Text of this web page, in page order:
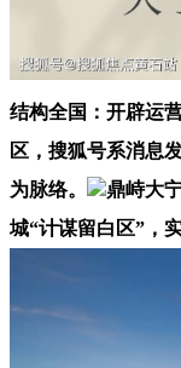
结构全国：开辟运
区，搜狐号系消息
为脉络。
鼎峙大
城“计谋留白区”，